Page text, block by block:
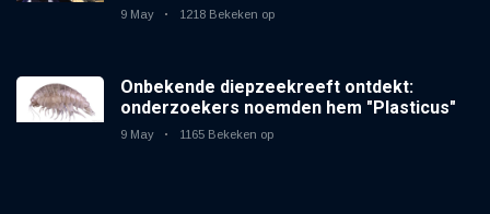
9 May 1218 Bekeken op
Onbekende diepzeekreeft ontdekt:
onderzoekers noemden hem "Plasticus"
9 May 1165 Bekeken op